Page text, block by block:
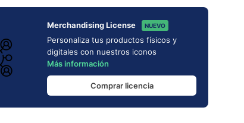
Merchandising License NUEVO
Personaliza tus productos físicos y
digitales con nuestros iconos
Más información
Comprar licencia